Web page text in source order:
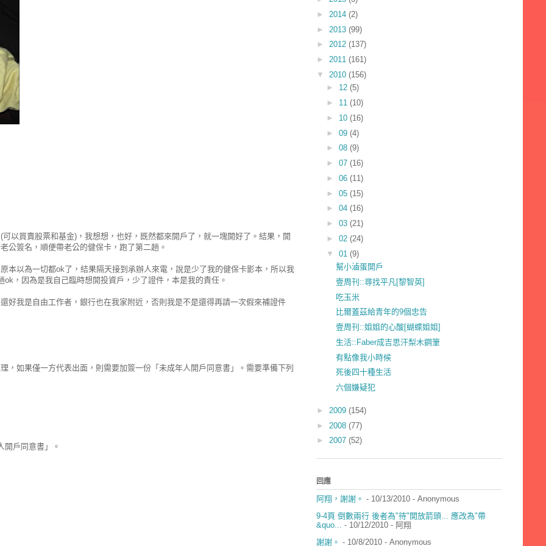
以買賣股票和基金)，我想想，也好，既然都來開戶了，就一塊開好了。結果，開
公簽名，順便帶老公的健保卡，跑了第二趟。
本以為一切都ok了，結果隔天接到承辦人來電，說是少了我的健保卡影本，所以我
，因為是我自己臨時想開投資戶，少了證件，本是我的責任。
好我是自由工作者，銀行也在我家附近，否則我是不是還得再請一次假來補證件
，如果僅一方代表出面，則需要加簽一份「未成年人開戶同意書」。需要準備下列
開戶同意書」。
► 2014 (2)
► 2013 (99)
► 2012 (137)
► 2011 (161)
▼ 2010 (156)
► 12 (5)
► 11 (10)
► 10 (16)
► 09 (4)
► 08 (9)
► 07 (16)
► 06 (11)
► 05 (15)
► 04 (16)
► 03 (21)
► 02 (24)
▼ 01 (9)
幫小滷蛋開戶
壹周刊::尋找平凡[黎智英]
吃玉米
比爾蓋茲給青年的9個忠告
壹周刊::姐姐的心酸[蝴蝶姐姐]
生活::Faber成吉思汗梨木鋼筆
有點像我小時候
死後四十種生活
六個嫌疑犯
► 2009 (154)
► 2008 (77)
► 2007 (52)
回應
阿翔，謝謝。 - 10/13/2010 - Anonymous
9-4頁 倒數兩行 後者為"待"開放箭頭... 應改為"帶
&quo...
- 10/12/2010 - 阿翔
謝謝。 - 10/8/2010 - Anonymous